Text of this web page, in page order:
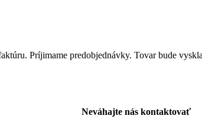
Príjimame predobjednávky. Tovar bude
Neváhajte nás kontaktovať